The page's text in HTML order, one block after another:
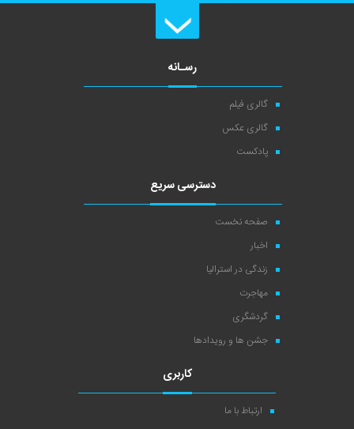
رسـانه
گالری فیلم
گالری عکس
پادکست
دسترسی سریع
صفحه نخست
اخبار
زندگی در استرالیا
مهاجرت
گردشگری
جشن ها و رویدادها
کاربری
ارتباط با ما